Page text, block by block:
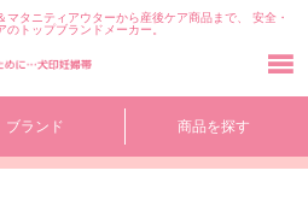
タニティアウターから産後ケア商品まで、 安全・
トップブランドメーカー。
ブランド 商品を探す